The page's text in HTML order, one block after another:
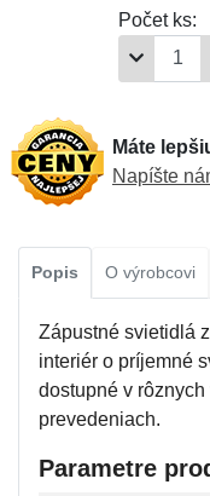
Počet ks:
Máte
Napíšte
Popis O výrobcovi
Zápustné svietidlá
interiér o príjemné
dostupné v
prevedeniach.
Parametre